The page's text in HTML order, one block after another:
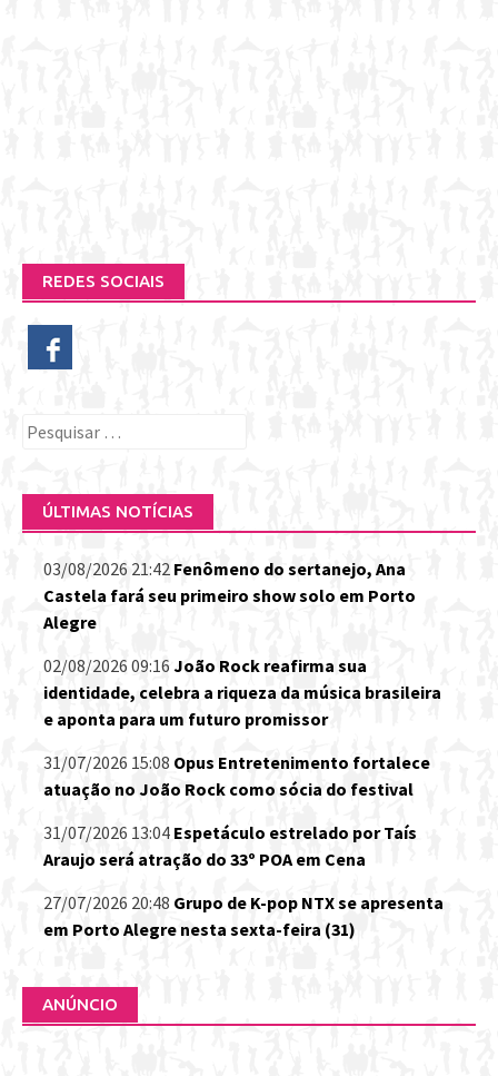
REDES SOCIAIS
Pesquisar
ÚLTIMAS NOTÍCIAS
03/08/2026 21:42 Fenômeno do sertanejo, Ana
Castela fará seu primeiro show solo em Porto
Alegre
02/08/2026 09:16 João Rock reafirma sua
identidade, celebra a riqueza da música brasileira
e aponta para um futuro promissor
31/07/2026 15:08 Opus Entretenimento fortalece
atuação no João Rock como sócia do festival
31/07/2026 13:04 Espetáculo estrelado por Taís
Araujo será atração do 33º POA em Cena
27/07/2026 20:48 Grupo de K-pop NTX se apresenta
em Porto Alegre nesta sexta-feira (31)
ANÚNCIO